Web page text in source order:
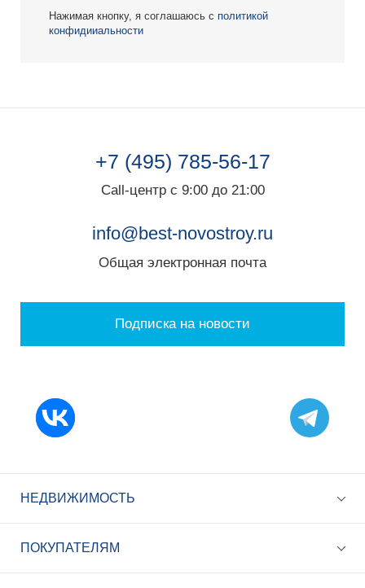
Нажимая кнопку, я соглашаюсь с политикой
конфидииальности
+7 (495) 785-56-17
Call-центр с 9:00 до 21:00
info@best-novostroy.ru
Общая электронная почта
Подписка на новости
НЕДВИЖИМОСТЬ
ПОКУПАТЕЛЯМ